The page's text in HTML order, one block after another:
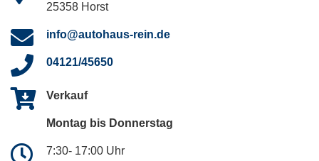
25358 Horst
info@autohaus-rein.de
04121/45650
Verkauf
Montag bis Donnerstag
7:30- 17:00 Uhr